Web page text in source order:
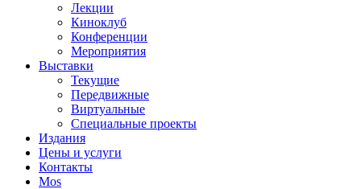
Лекции
Киноклуб
Конференции
Мероприятия
Выставки
Текущие
Передвижные
Виртуальные
Специальные проекты
Издания
Цены и услуги
Контакты
Mos